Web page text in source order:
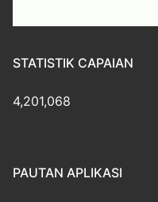
STATISTIK CAPAIAN
4,201,068
PAUTAN APLIKASI